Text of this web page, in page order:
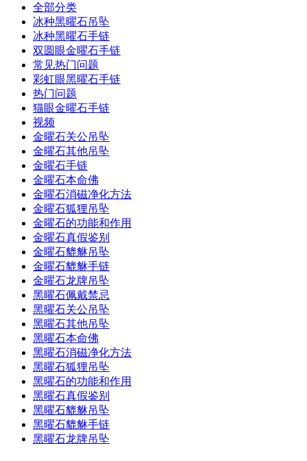
全部分类
冰种黑曜石吊坠
冰种黑曜石手链
双圆眼金曜石手链
常见热门问题
彩虹眼黑曜石手链
热门问题
猫眼金曜石手链
视频
金曜石关公吊坠
金曜石其他吊坠
金曜石手链
金曜石本命佛
金曜石消磁净化方法
金曜石狐狸吊坠
金曜石的功能和作用
金曜石真假鉴别
金曜石貔貅吊坠
金曜石貔貅手链
金曜石龙牌吊坠
黑曜石佩戴禁忌
黑曜石关公吊坠
黑曜石其他吊坠
黑曜石本命佛
黑曜石消磁净化方法
黑曜石狐狸吊坠
黑曜石的功能和作用
黑曜石真假鉴别
黑曜石貔貅吊坠
黑曜石貔貅手链
黑曜石龙牌吊坠